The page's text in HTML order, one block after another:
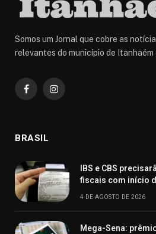
Somos um Jornal que cobre as
relevantes do município de Itanhaém
FacebookInstagram
BRASIL
IBS e CBS
fiscais com início
4 DE AGOSTO DE 2026
Mega-Sena: